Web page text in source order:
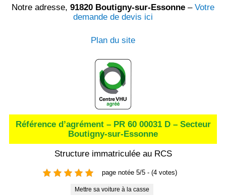
Notre adresse, 91820 Boutigny-sur-Essonne – Votre
demande de devis ici
Plan du site
Référence d’agrément – PR 60 00031 D – Secteur
Boutigny-sur-Essonne
Structure immatriculée au RCS
page notée 5/5 - (4 votes)
Mettre sa voiture à la casse